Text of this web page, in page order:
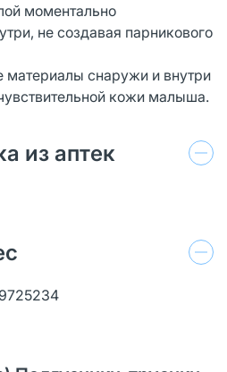
моментально
не создавая парникового
снаружи и внутри
кожи малыша.
из аптек